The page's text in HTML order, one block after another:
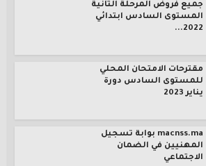
جميع فروض المرحلة الثانية
المستوى السادس ابتدائي
2022...
مقترحات الامتحان المحلي
للمستوى السادس دورة
يناير 2023
macnss.ma بوابة تسجيل
المهنيين في الضمان
الاجتماعي